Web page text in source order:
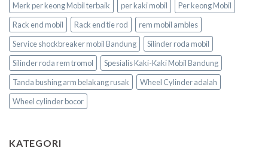
Merk per keong Mobil terbaik
per kaki mobil
Per keong Mobil
Rack end mobil
Rack end tie rod
rem mobil ambles
Service shockbreaker mobil Bandung
Silinder roda mobil
Silinder roda rem tromol
Spesialis Kaki-Kaki Mobil Bandung
Tanda bushing arm belakang rusak
Wheel Cylinder adalah
Wheel cylinder bocor
KATEGORI